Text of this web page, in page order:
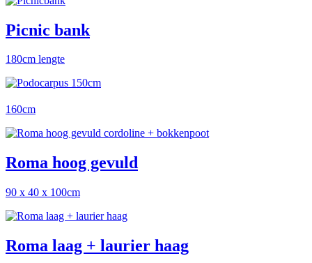
Picnic bank
180cm lengte
160cm
Roma hoog gevuld
90 x 40 x 100cm
Roma laag + laurier haag